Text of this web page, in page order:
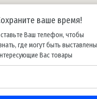
ваше время!
Ваш телефон, чтобы
где могут быть выставлены
Вас товары